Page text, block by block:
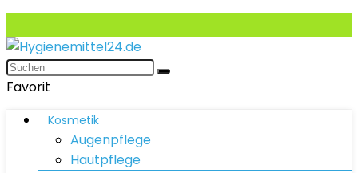
Favorit
Kosmetik
Augenpflege
Hautpflege